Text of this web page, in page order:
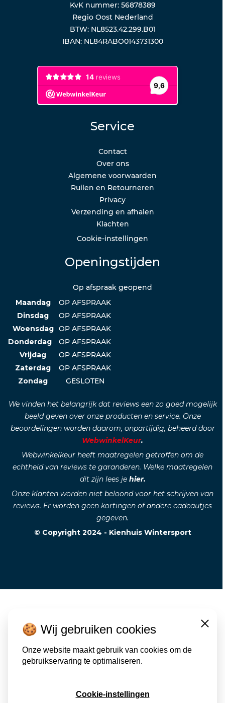
KvK nummer: 56878389
Regio Oost Nederland
BTW: NL8523.42.299.B01
IBAN: NL84RABO0143731300
Service
Contact
Over ons
Algemene voorwaarden
Ruilen en Retourneren
Privacy
Verzending en afhalen
Klachten
Cookie-instellingen
Openingstijden
Op afspraak geopend
Maandag
OP AFSPRAAK
Dinsdag
OP AFSPRAAK
Woensdag OP AFSPRAAK
Donderdag
OP AFSPRAAK
Vrijdag
OP AFSPRAAK
Zaterdag
OP AFSPRAAK
Zondag
GESLOTEN
We vinden het belangrijk dat reviews een zo goed mogelijk
beeld geven over onze producten en service. Onze
beoordelingen worden daarom, onpartijdig, beheerd door
WebwinkelKeur.
Webwinkelkeur heeft maatregelen getroffen om de
echtheid van reviews te garanderen. Welke maatregelen
dit zijn lees je hier.
Onze klanten worden niet beloond voor het schrijven van
reviews. Er worden geen kortingen of andere cadeautjes
gegeven.
© Copyright 2024 - Kienhuis Wintersport
🍪 Wij gebruiken cookies
Onze website maakt gebruik van cookies om de
gebruikservaring te optimaliseren.
Close
Cookie-instellingen